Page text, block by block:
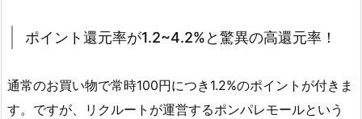
ポイント還元率が1.2~4.2%と驚異の高還元率！
通常のお買い物で常時100円につき1.2%のポイントが付きま
す。ですが、リクルートが運営するポンパレモールという